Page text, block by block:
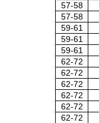
57-58
57-58
59-61
59-61
59-61
62-72
62-72
62-72
62-72
62-72
62-72